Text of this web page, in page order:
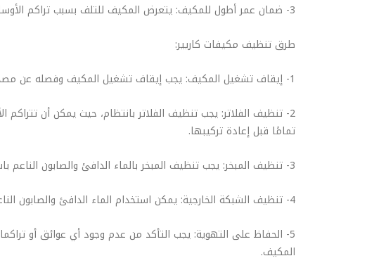
3- ضمان عمر أطول للمكيف: يتعرض المكيف للتلف بسبب تراكم الأوساخ والغبار والرطوبة، ويمكن تقليل فرص التلف عن طريق تنظيفه بانتظام.
طرق تنظيف مكيفات كاريير:
1- إيقاف تشغيل المكيف: يجب إيقاف تشغيل المكيف وفصله عن مصدر الكهرباء قبل البدء في عملية التنظيف.
2- تنظيف الفلاتر: يجب تنظيف الفلاتر بانتظام، حيث يمكن أن
تمامًا قبل إعادة تركيبها.
3- تنظيف المبخر: يجب تنظيف المبخر بالماء الدافئ والصابون الناعم باستخدام فرشاة ناعمة. يجب تجفيف المبخر جيدًا بعد التنظيف.
4- تنظيف الشبكة الخارجية: يمكن استخدام الماء الدافئ والصابون الناعم لتنظيف الشبكة الخارجية للمكيف. يجب تجفيف الشبكة بشكل جيد بعد التنظيف.
5- الحفاظ على التهوية: يجب التأكد من عدم وجود أي عوائق أو
المكيف.